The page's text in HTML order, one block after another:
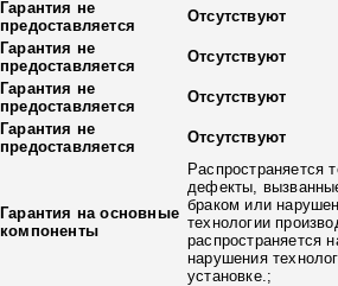
Гарантия не
предоставляется
Отсутствуют
Гарантия не
предоставляется
Отсутствуют
Гарантия не
предоставляется
Отсутствуют
Гарантия не
предоставляется
Отсутствуют
Гарантия на основные
компоненты
Распространяется
дефекты,
браком или
технологии
распространяется
нарушения
установке.;